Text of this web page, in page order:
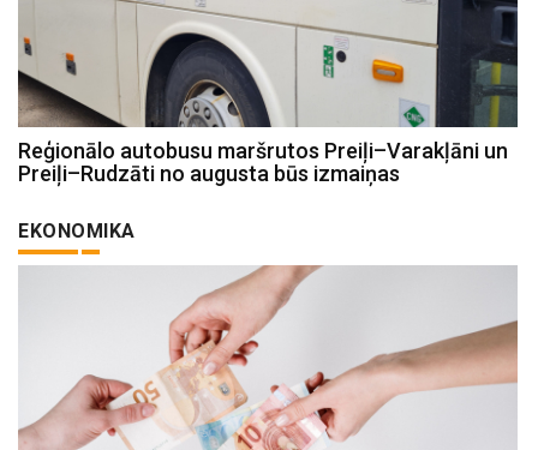
Reģionālo autobusu maršrutos Preiļi–Varakļāni un
Preiļi–Rudzāti no augusta būs izmaiņas
EKONOMIKA